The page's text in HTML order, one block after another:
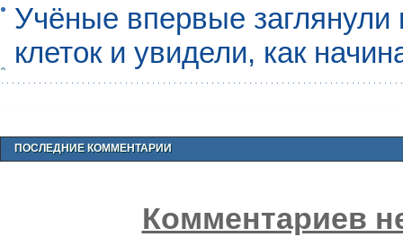
Учёные впервые
клеток и увидели, как
ПОСЛЕДНИЕ КОММЕНТАРИИ
Комментариев